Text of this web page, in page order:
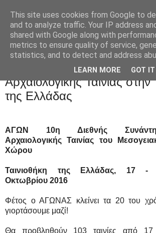
Movies Ltd
18/10/16
ΑΓΩΝ 10η Διεθνής
Αρχαιολογικής Ταινίας στην
της Ελλάδας
ΑΓΩΝ 10η Διεθνής
Αρχαιολογικής Ταινίας του
Χώρου
Ταινιοθήκη της Ελλάδας, 17 -
Οκτωβρίου 2016
Φέτος ο ΑΓΩΝΑΣ κλείνει τα 20 του
γιορτάσουμε μαζί!
Θα προβληθούν 103 ταινίες από
This site uses cookies from Google to
and to analyze traffic. Your IP address
shared with Google along with
metrics to ensure quality of service,
statistics, and to detect and address
LEARN MORE GOT IT